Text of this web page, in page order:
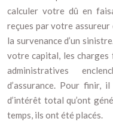
calculer votre dû en
reçues par votre assureur
la survenance d’un
votre capital, les charges
administratives
d’assurance. Pour finir,
d’intérêt total qu’ont
temps, ils ont été placés.